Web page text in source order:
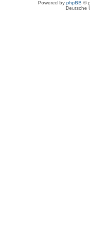
Powered by phpBB ©
Deutsche